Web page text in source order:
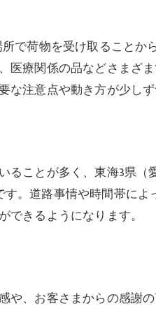
で荷物を受け取ること
医療関係の品などさま
注意点や動き方が少しず
ことが多く、東海3県
。道路事情や時間帯に
きるようになります。
、お客さまからの感謝